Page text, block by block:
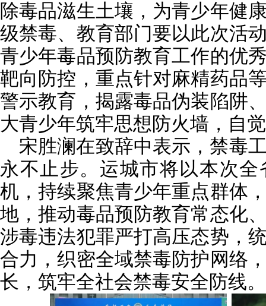
除毒品滋生土壤，为青少年健
级禁毒、教育部门要以此次活
青少年毒品预防教育工作的优
靶向防控，重点针对麻精药品
警示教育，揭露毒品伪装陷阱
大青少年筑牢思想防火墙，自
宋胜澜在致辞中表示，禁毒
永不止步。运城市将以本次
机，持续聚焦青少年重点群体
地，推动毒品预防教育常态化
涉毒违法犯罪严打高压态势，
合力，织密全域禁毒防护网络
长，筑牢全社会禁毒安全防线。